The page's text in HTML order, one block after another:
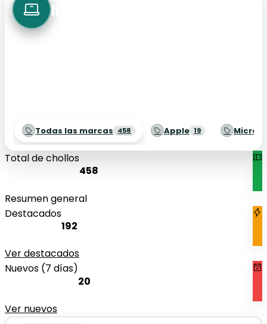
Informática
Todas las marcas 458 Apple 19
Total de chollos
458
Resumen general
Destacados
192
Ver destacados
Nuevos (7 días)
20
Ver nuevos